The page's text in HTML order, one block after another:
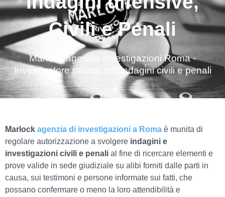
Civili e Penali
Marlock agenzia investigazioni Roma -
Investigatore privato per indagini civili e penali
Marlock agenzia di investigazioni a Roma è munita di
regolare autorizzazione a svolgere indagini e
investigazioni civili e penali al fine di ricercare elementi e
prove valide in sede giudiziale su alibi forniti dalle parti in
causa, sui testimoni e persone informate sui fatti, che
possano confermare o meno la loro attendibilità e